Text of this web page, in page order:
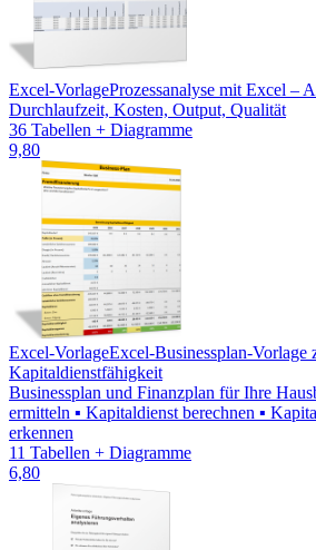
Excel-VorlageProzessanalyse mit Excel –
Durchlaufzeit, Kosten, Output, Qualität
36 Tabellen + Diagramme
9,80
Excel-VorlageExcel-Businessplan-Vorlage
Kapitaldienstfähigkeit
Businessplan und Finanzplan für Ihre
ermitteln ▪ Kapitaldienst berechnen ▪
erkennen
11 Tabellen + Diagramme
6,80